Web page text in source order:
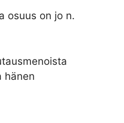
osuus on jo n.
hänen